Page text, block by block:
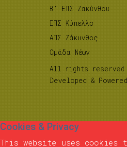
B’ ΕΠΣ Ζακύνθου
ΕΠΣ Κύπελλο
ΑΠΣ Ζάκυνθος
Ομάδα Νέων
All rights reserved
Developed &
Cookies & Privacy
This website uses cookies